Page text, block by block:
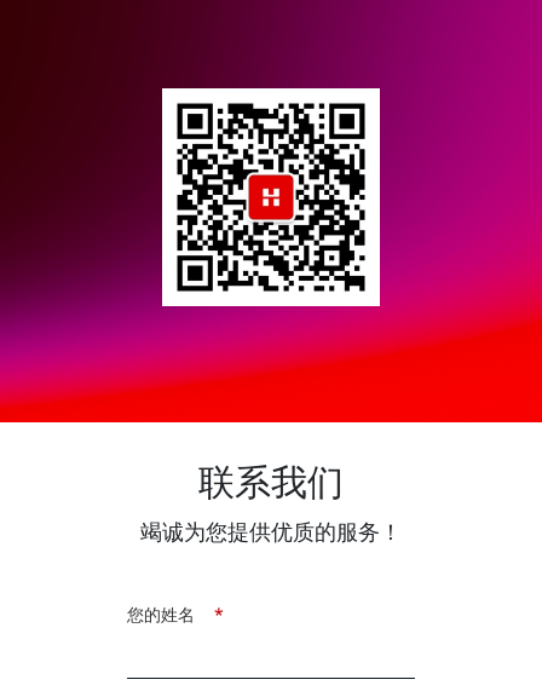
联系我们
竭诚为您提供优质的服务！
*
您的姓名